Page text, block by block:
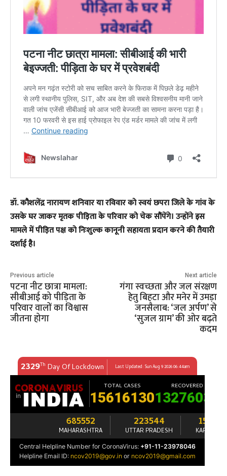
डॉ. कौशलेंद्र नारायण शनिवार या रविवार को स्वयं छपरा जिले के गांव के
उसके घर जाकर मृतक पीड़िता के परिवार को चेक सौंपेंगे। उन्होंने इस
मामले में पीड़ित पक्ष को निःशुल्क कानूनी सहायता प्रदान करने की तैयारी
दर्शाई है।
Previous article
पटना नीट छात्रा मामला:
सीबीआई को पीड़िता के
परिवार वालों का विश्वास
जीतना होगा
Next article
गंगा स्वच्छता और जल संरक्षण
हेतु बिहटा और मनेर में उमड़ा
जनसैलाब: ‘जल अर्पण’ से
‘सुजल ग्राम’ की ओर बढ़ते
कदम